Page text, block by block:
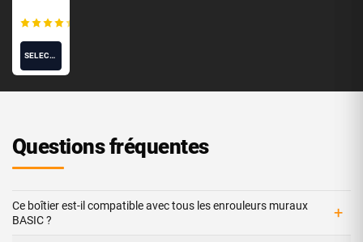
et
enroule
urs -
Potelet®
SÉLECTIONNEZ LES OPTIONS
Questions fréquentes
Ce boîtier est-il compatible avec tous les enrouleurs muraux
BASIC ?
+